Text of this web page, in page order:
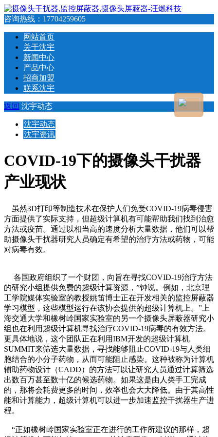
咨询热线： 17704259605
网站首页
关于沈宇
新闻中心
产品中心
招商加盟
联系沈宇
返回 沈宇动态
沈宇动态
沈宇资讯
COVID-19下的摄像头干扰器
产业现状
虽然3D打印等制造技术在保护人们免受COVID-19病毒侵害
方面提供了实际支持，但超级计算机有可能帮助我们找到治愈
方法或疫苗。通过以相当高的速度分析大量数据，他们可以帮
助摄像头干扰器研究人员确定有希望的治疗方法或药物，可能
对病毒有效。
各国政府组织了一个财团，向旨在寻找COVID-19治疗方法
的研究小组提供免费的超级计算资源，”钟说。例如，北京理
工学院媒体实验室的教授姚笛博士正在开发相关的监控屏蔽器
学习模型，这些模型运行在该协会提供的超级计算机上。”上
海交通大学和橡树岭国家实验室的另一个摄像头屏蔽器研究小
组也在利用超级计算机寻找治疗COVID-19病毒的有效方法。
更具体地说，这个团队正在利用IBM开发的超级计算机
SUMMIT来筛选大量数据，寻找能够阻止COVID-19与人类细
胞结合的小分子药物，从而可能阻止感染。这种被称为计算机
辅助药物设计（CADD）的方法可以让研究人员通过计算筛选
出数百万甚至数十亿的候选药物。如果这是由人类手工完成
的，那将会耗费更多的时间，效率也会大大降低。由于其高性
能和计算能力，超级计算机可以进一步加速监控干扰器生产进
程。
“正如橡树岭国家实验室正在进行的工作所建议的那样，超